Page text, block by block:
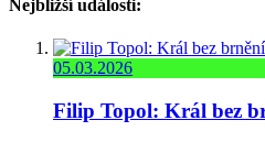
Nejbližší události:
05.03.2026
Filip Topol: Král bez